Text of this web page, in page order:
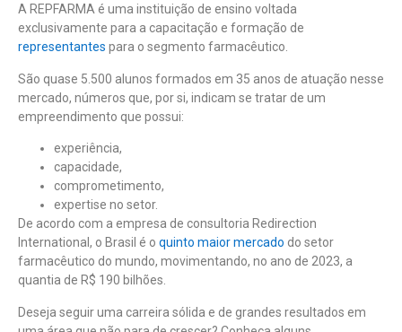
A REPFARMA é uma instituição de ensino voltada
exclusivamente para a capacitação e formação de
representantes para o segmento farmacêutico.
São quase 5.500 alunos formados em 35 anos de atuação nesse
mercado, números que, por si, indicam se tratar de um
empreendimento que possui:
experiência,
capacidade,
comprometimento,
expertise no setor.
De acordo com a empresa de consultoria Redirection
International, o Brasil é o quinto maior mercado do setor
farmacêutico do mundo, movimentando, no ano de 2023, a
quantia de R$ 190 bilhões.
Deseja seguir uma carreira sólida e de grandes resultados em